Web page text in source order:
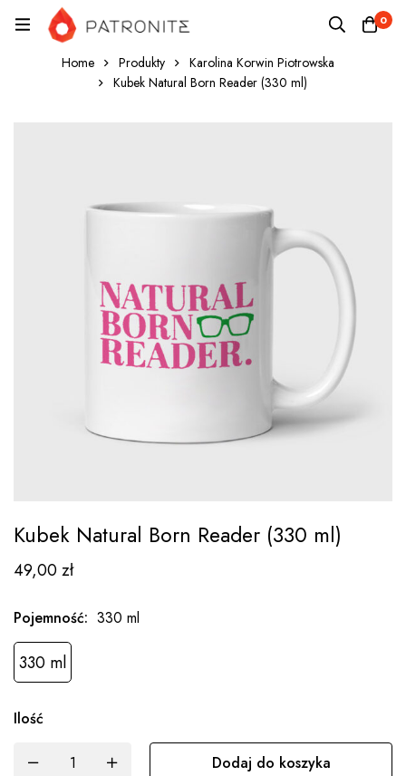
0
Home Produkty
Karolina Korwin Piotrowska
Kubek Natural Born Reader (330 ml)
Kubek Natural Born Reader (330 ml)
49,00zł
Pojemność: 330 ml
330 ml
Ilość
Dodaj do koszyka